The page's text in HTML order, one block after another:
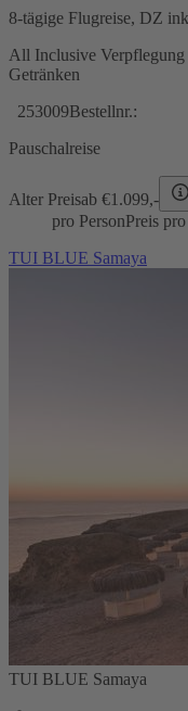
8-tägige Flugreise, DZ
All Inclusive Verpflegung
Getränken
253009Bestellnr.:
Pauschalreise
Alter Preisab €1.099,-
pro PersonPreis
TUI BLUE Samaya
TUI BLUE Samaya